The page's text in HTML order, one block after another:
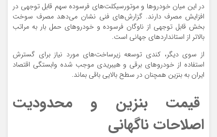
در این میان خودروها و موتورسیکلت‌های فرسوده سهم قابل توجهی در
افزایش مصرف دارند. گزارش‌های فنی نشان می‌دهد مصرف سوخت
بخش قابل توجهی از ناوگان فرسوده و خودروهای حمل بار به مراتب
بالاتر از استانداردهای جهانی است.
از سوی دیگر، کندی توسعه زیرساخت‌های مورد نیاز برای گسترش
استفاده از خودروهای برقی و هیبریدی موجب شده وابستگی اقتصاد
ایران به بنزین همچنان در سطح بالایی باقی بماند.
قیمت بنزین و محدودیت
اصلاحات ناگهانی